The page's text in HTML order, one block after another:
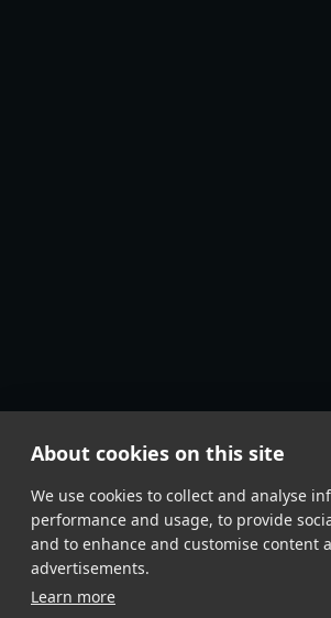
About cookies on this site
We use cookies to collect and analyse
performance and usage, to provide
and to enhance and customise content
advertisements.
Learn more